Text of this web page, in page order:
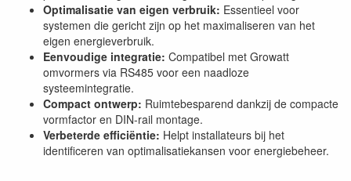
Optimalisatie van eigen verbruik: Essentieel voor
systemen die gericht zijn op het maximaliseren van het
eigen energieverbruik.
Eenvoudige integratie: Compatibel met Growatt
omvormers via RS485 voor een naadloze
systeemintegratie.
Compact ontwerp: Ruimtebesparend dankzij de compacte
vormfactor en DIN-rail montage.
Verbeterde efficiëntie: Helpt installateurs bij het
identificeren van optimalisatiekansen voor energiebeheer.